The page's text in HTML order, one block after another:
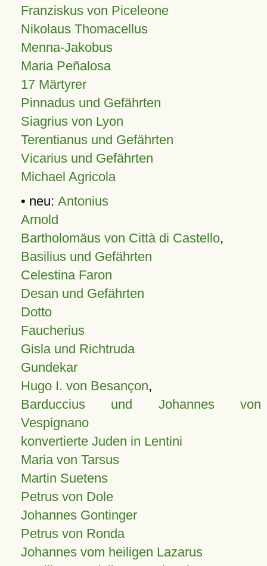
Franziskus von Piceleone
Nikolaus Thomacellus
Menna-Jakobus
Maria Peñalosa
17 Märtyrer
Pinnadus und Gefährten
Siagrius von Lyon
Terentianus und Gefährten
Vicarius und Gefährten
Michael Agricola
• neu: Antonius
Arnold
Bartholomäus von Città di Castello,
Basilius und Gefährten
Celestina Faron
Desan und Gefährten
Dotto
Faucherius
Gisla und Richtruda
Gundekar
Hugo I. von Besançon,
Barduccius und Johannes von
Vespignano
konvertierte Juden in Lentini
Maria von Tarsus
Martin Suetens
Petrus von Dole
Johannes Gontinger
Petrus von Ronda
Johannes vom heiligen Lazarus